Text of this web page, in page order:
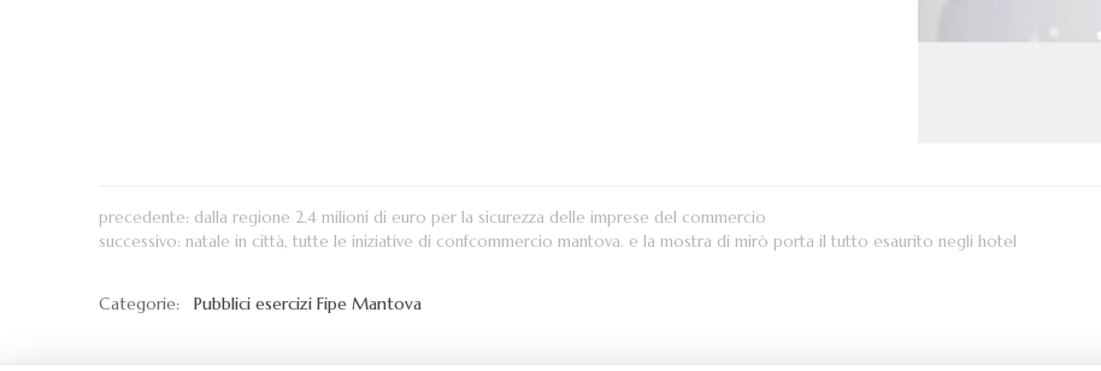
precedente: dalla regione 2,4 milioni di euro per la sicurezza delle imprese del commercio
successivo: natale in città, tutte le iniziative di confcommercio mantova. e la mostra di mirò porta il tutto esaurito negli hotel
Categorie: Pubblici esercizi Fipe Mantova